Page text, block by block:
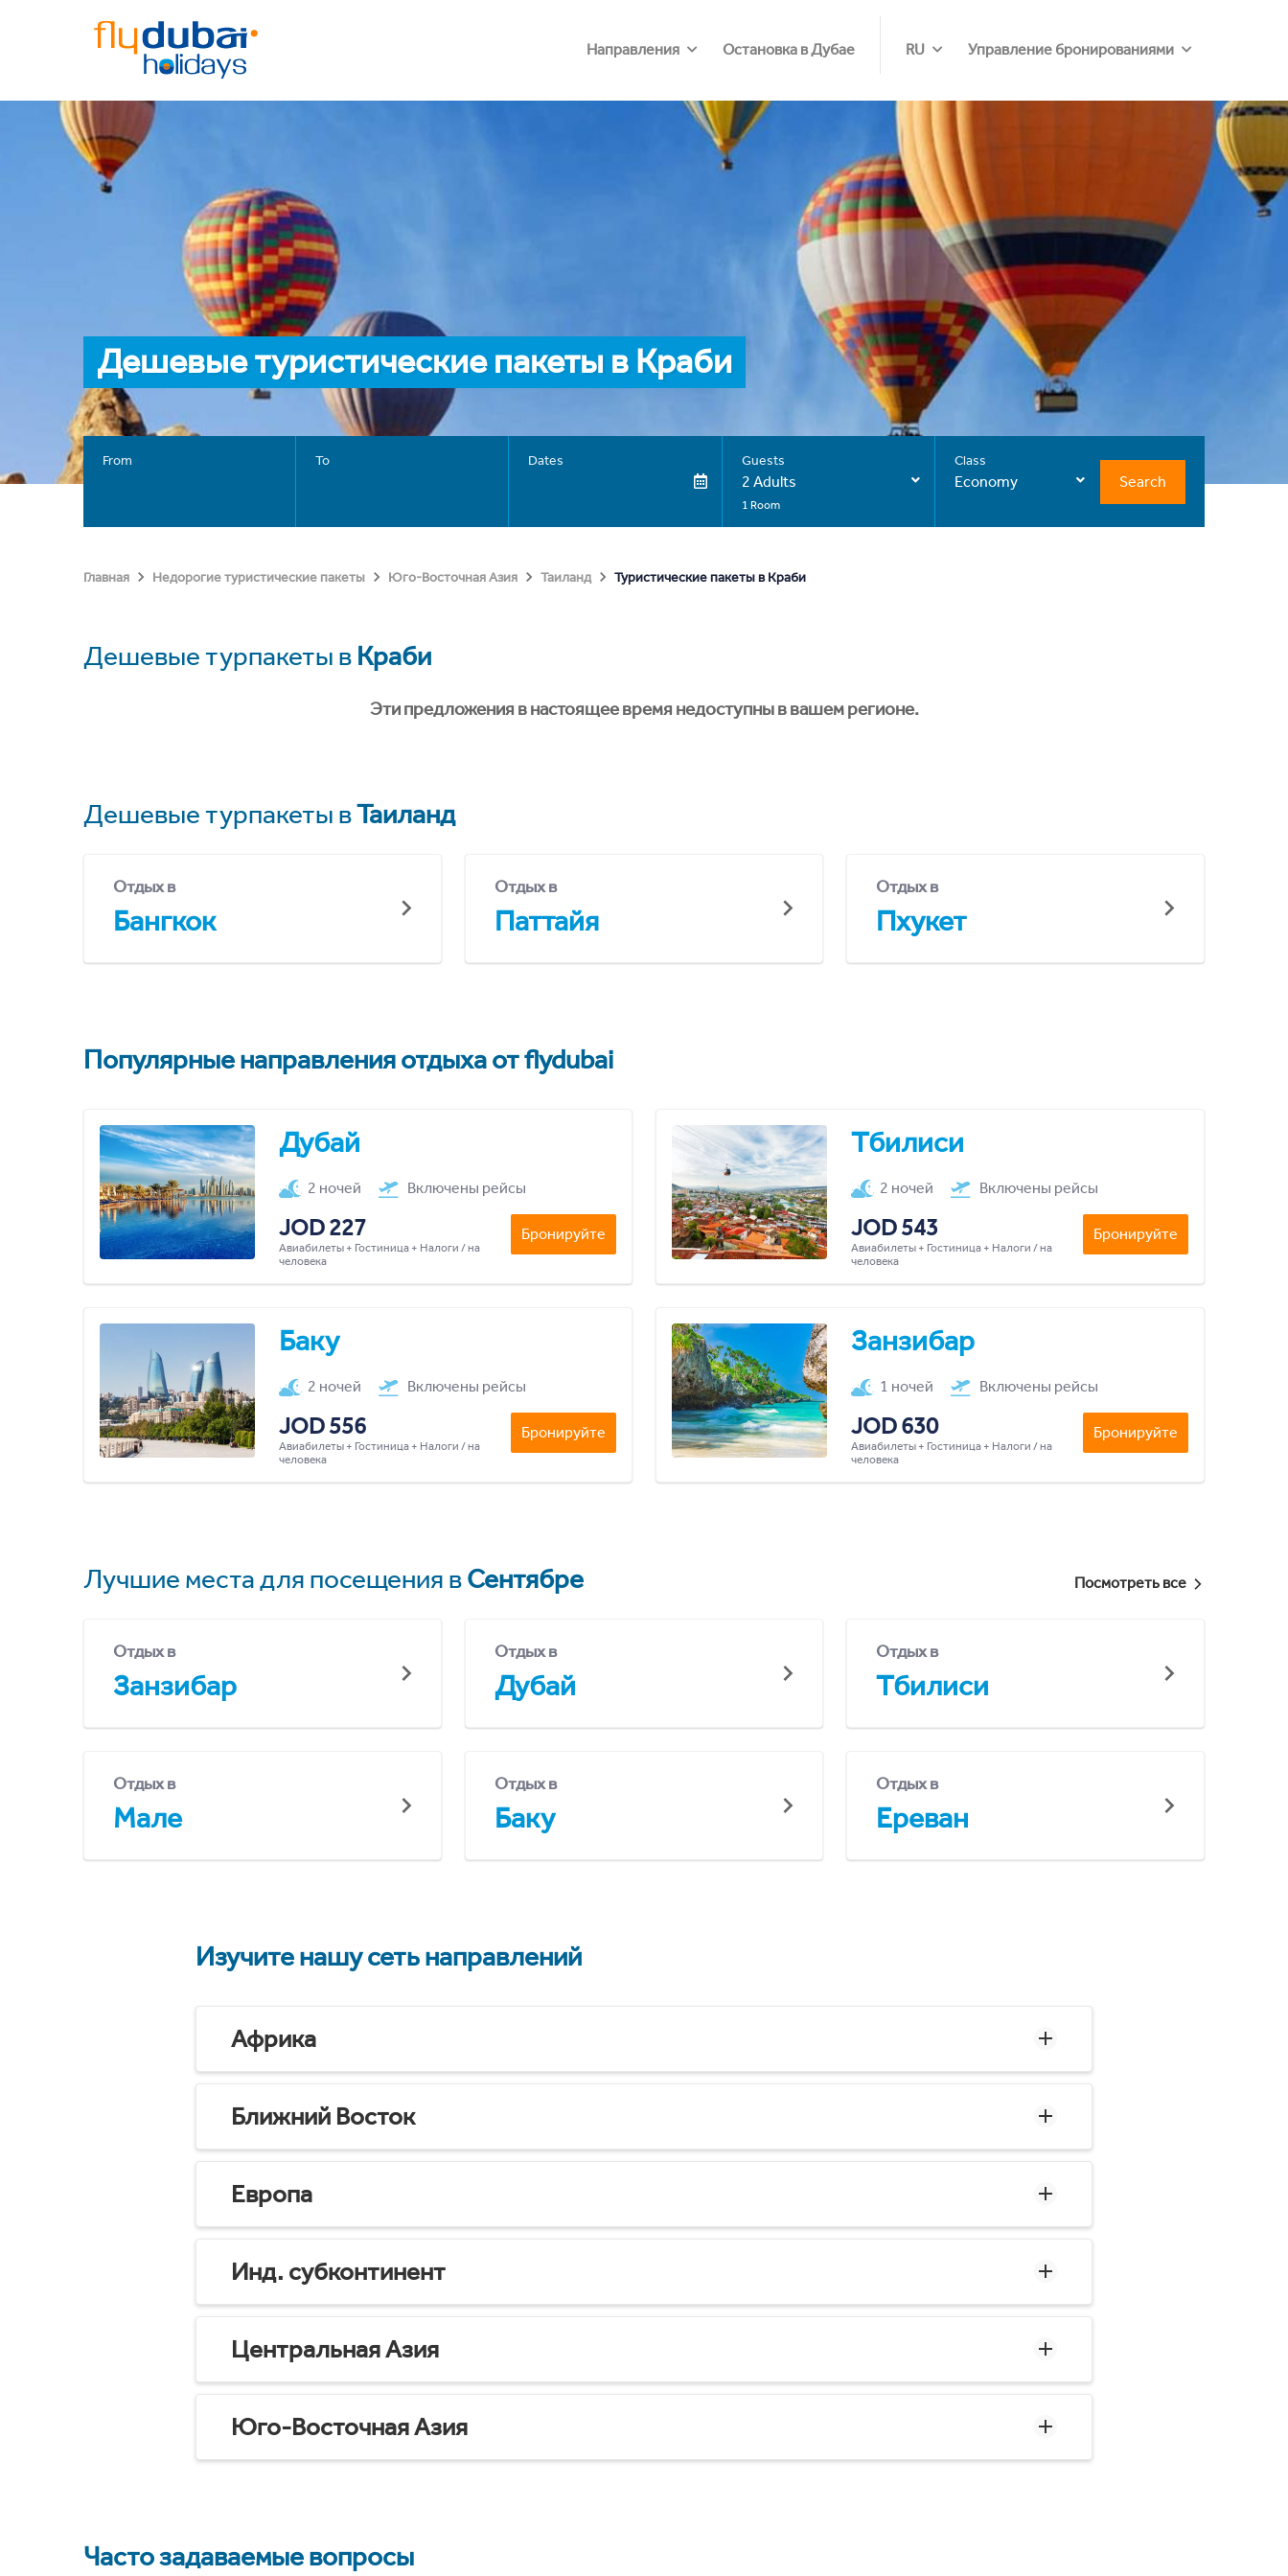
Направления Остановка в Дубае RU Управление бронированиями
Дешевые туристические пакеты в Краби
From To Dates Guests
2 Adults
1 Room
Class
Economy Search
Главная Недорогие туристические пакеты Юго-Восточная Азия Таиланд Туристические пакеты в Краби
Дешевые турпакеты в Краби
Эти предложения в настоящее время недоступны в вашем регионе.
Дешевые турпакеты вТаиланд
Отдых в
Бангкок
Отдых в
Паттайя
Отдых в
Пхукет
Популярные направления отдыха от flydubai
Дубай
2 ночей Включены рейсы
JOD 227
Авиабилеты + Гостиница + Налоги / на
человека
Бронируйте
Тбилиси
2 ночей Включены рейсы
JOD 543
Авиабилеты + Гостиница + Налоги / на
человека
Бронируйте
Баку
2 ночей Включены рейсы
JOD 556
Авиабилеты + Гостиница + Налоги / на
человека
Бронируйте
Занзибар
1 ночей Включены рейсы
JOD 630
Авиабилеты + Гостиница + Налоги / на
человека
Бронируйте
Лучшие места для посещения вСентябре Посмотреть все
Отдых в
Занзибар
Отдых в
Дубай
Отдых в
Тбилиси
Отдых в
Мале
Отдых в
Баку
Отдых в
Ереван
Изучите нашу сеть направлений
Африка
Ближний Восток
Европа
Инд. субконтинент
Центральная Азия
Юго-Восточная Азия
Часто задаваемые вопросы